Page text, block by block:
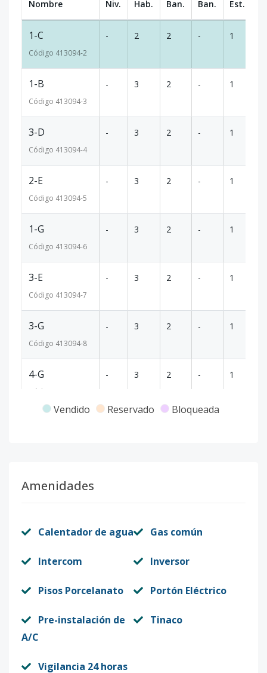
Nombre Niv. Hab. Ban. Ban. Est.
1-C
Código 413094-2
- 2 2 - 1
1-B
Código 413094-3
- 3 2 - 1
3-D
Código 413094-4
- 3 2 - 1
2-E
Código 413094-5
- 3 2 - 1
1-G
Código 413094-6
- 3 2 - 1
3-E
Código 413094-7
- 3 2 - 1
3-G
Código 413094-8
- 3 2 - 1
4-G
Código
- 3 2 - 1
Vendido Reservado Bloqueada
Amenidades
Calentador de agua Gas común
Intercom Inversor
Pisos Porcelanato Portón Eléctrico
Pre-instalación de
A/C
Tinaco
Vigilancia 24 horas